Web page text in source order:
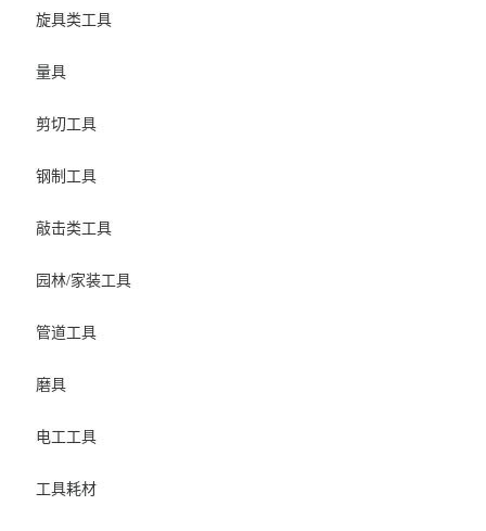
旋具类工具
量具
剪切工具
钢制工具
敲击类工具
园林/家装工具
管道工具
磨具
电工工具
工具耗材